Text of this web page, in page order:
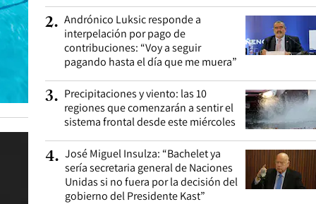
2. Andrónico Luksic responde a
interpelación por pago de
contribuciones: “Voy a seguir
pagando hasta el día que me muera”
3. Precipitaciones y viento: las 10
regiones que comenzarán a sentir el
sistema frontal desde este miércoles
4. José Miguel Insulza: “Bachelet ya
sería secretaria general de Naciones
Unidas si no fuera por la decisión del
gobierno del Presidente Kast”